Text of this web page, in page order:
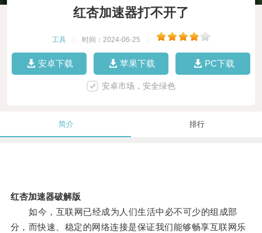
红杏加速器打不开了
工具 时间：2024-06-25
安卓下载 苹果下载 PC下载
安卓市场，安全绿色
简介 排行
红杏加速器破解版
如今，互联网已经成为人们生活中必不可少的组成部
分，而快速、稳定的网络连接是保证我们能够畅享互联网乐